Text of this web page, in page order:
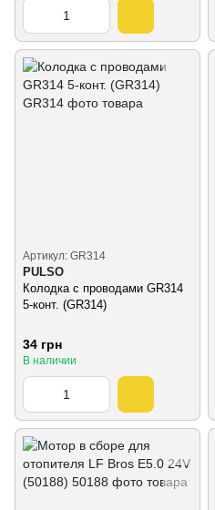
Артикул: GR314
PULSO
Колодка с проводами GR314
5-конт. (GR314)
34 грн
В наличии